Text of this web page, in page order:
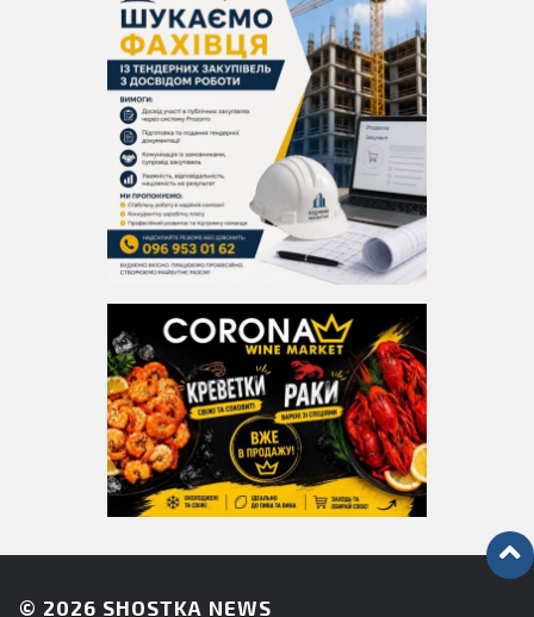
© 2026 SHOSTKA NEWS